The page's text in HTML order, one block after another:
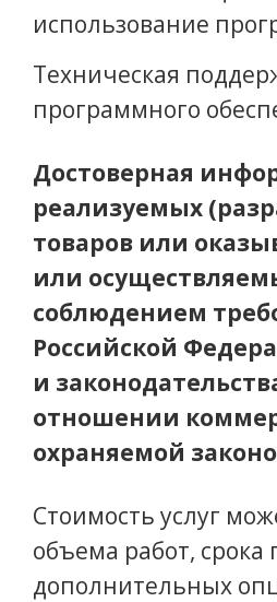
использование
Техническая
программного
Достоверная
реализуемых
товаров или
или
соблюдением
Российской
и
отношении
охраняемой
Стоимость услуг
объема работ, срока
дополнительных